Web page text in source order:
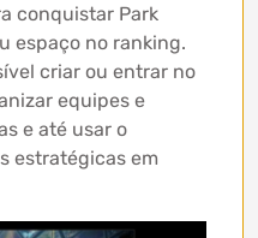
conquistar Park
espaço no ranking.
criar ou entrar no
equipes e
e até usar o
estratégicas em